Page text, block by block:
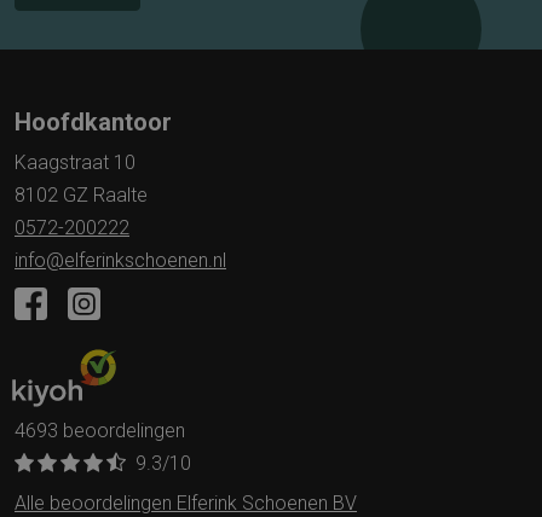
Hoofdkantoor
Kaagstraat 10
8102 GZ Raalte
0572-200222
info@elferinkschoenen.nl
4693 beoordelingen
9.3/10
Alle beoordelingen Elferink Schoenen BV